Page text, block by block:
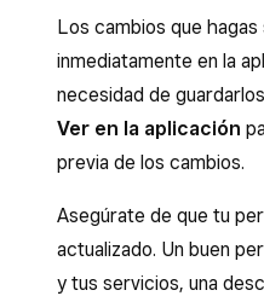
Los cambios que
inmediatamente en la
necesidad de
Ver en la aplicación
previa de los cambios.
Asegúrate de que tu
actualizado. Un buen
y tus servicios, una